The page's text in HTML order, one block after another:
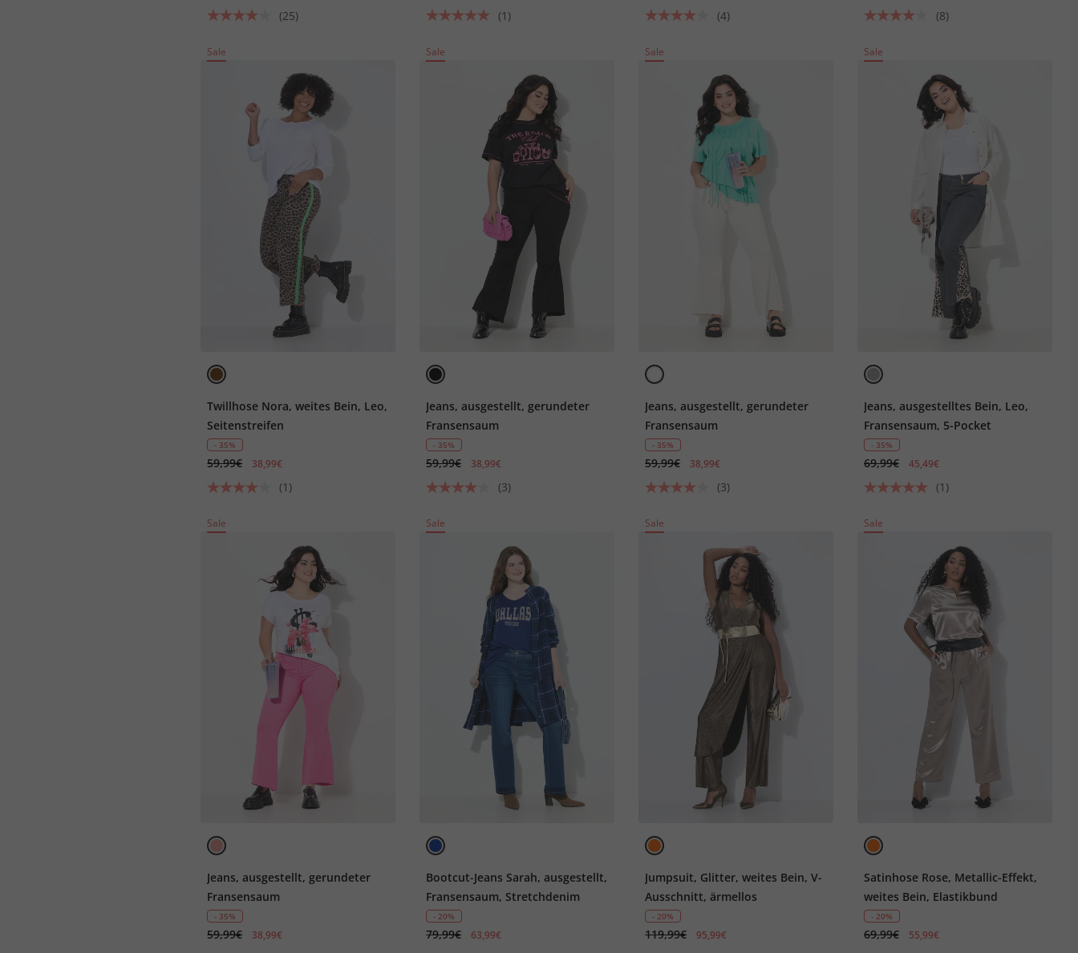
(25) (1) (4) (8)
Sale
Twillhose Nora, weites Bein, Leo,
Seitenstreifen
- 35%
59,99€ 38,99€
(1)
Sale
Jeans, ausgestellt, gerundeter
Fransensaum
- 35%
59,99€ 38,99€
(3)
Sale
Jeans, ausgestellt, gerundeter
Fransensaum
- 35%
59,99€ 38,99€
(3)
Sale
Jeans, ausgestelltes Bein, Leo,
Fransensaum, 5-Pocket
- 35%
69,99€ 45,49€
(1)
Sale
Jeans, ausgestellt, gerundeter
Fransensaum
- 35%
59,99€ 38,99€
Sale
Bootcut-Jeans Sarah, ausgestellt,
Fransensaum, Stretchdenim
- 20%
79,99€ 63,99€
Sale
Jumpsuit, Glitter, weites Bein, V-
Ausschnitt, ärmellos
- 20%
119,99€ 95,99€
Sale
Satinhose Rose, Metallic-Effekt,
weites Bein, Elastikbund
- 20%
69,99€ 55,99€